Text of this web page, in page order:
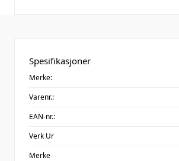
Spesifikasjoner
Merke:
Varenr.:
EAN-nr.:
Verk Ur
Merke